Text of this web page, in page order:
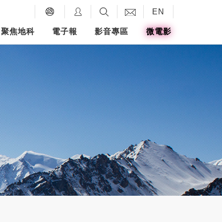
EN
聚焦地科 電子報 影音專區 微電影